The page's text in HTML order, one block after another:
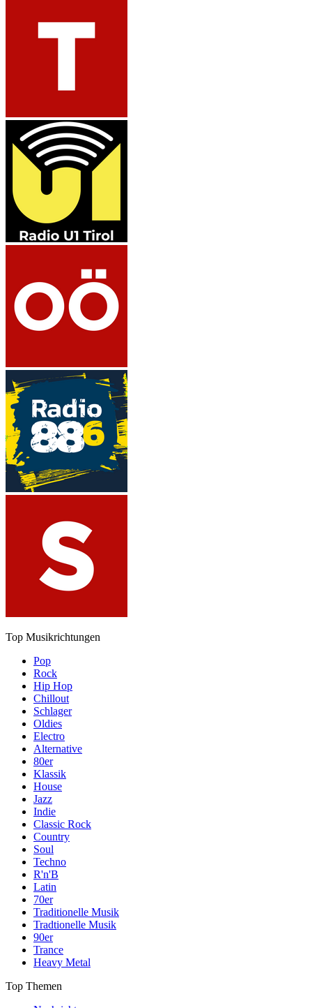
Top Musikrichtungen
Pop
Rock
Hip Hop
Chillout
Schlager
Oldies
Electro
Alternative
80er
Klassik
House
Jazz
Indie
Classic Rock
Country
Soul
Techno
R'n'B
Latin
70er
Traditionelle Musik
Tradtionelle Musik
90er
Trance
Heavy Metal
Top Themen